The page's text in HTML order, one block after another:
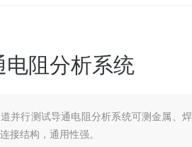
阻分析系统
并行测试导通电阻分析系统可测金属、
接结构，通用性强。